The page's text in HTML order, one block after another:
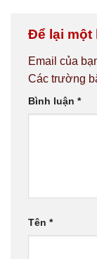
Để lại một
Email của
Các trường
Bình luận *
Tên *